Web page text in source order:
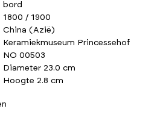
bord
1800 / 1900
China (Azië)
Keramiekmuseum Princessehof
NO 00503
Diameter 23.0 cm
Hoogte 2.8 cm